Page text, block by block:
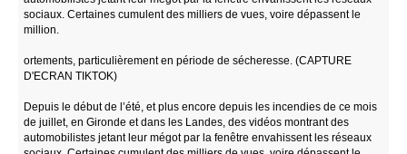
sociaux. Certaines cumulent des milliers de vues, voire dépassent le
million.
ortements, particulièrement en période de sécheresse. (CAPTURE
D'ECRAN TIKTOK)
Depuis le début de l’été, et plus encore depuis les incendies de ce mois
de juillet, en Gironde et dans les Landes, des vidéos montrant des
automobilistes jetant leur mégot par la fenêtre envahissent les réseaux